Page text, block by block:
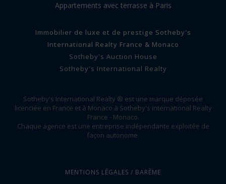
Appartements avec terrasse à Paris
Immobilier de luxe et de prestige Sotheby's
International Realty France & Monaco
Sotheby's Auction House
Sotheby's International Realty
Sotheby's International Realty ® est une marque déposée
licenciée en France et à Monaco à Sotheby's International Realty
France - Monaco.
Chaque agence est une entreprise indépendante exploitée de
façon autonome.
MENTIONS LÉGALES / BARÈME